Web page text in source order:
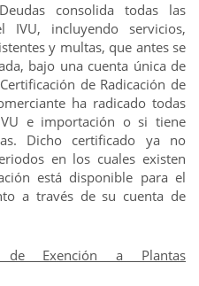
consolida todas las
IVU, incluyendo servicios,
y multas, que antes se
bajo una cuenta única de
de Radicación de
ha radicado todas
e importación o si tiene
Dicho certificado ya no
en los cuales existen
está disponible para el
a través de su cuenta de
de Exención a Plantas